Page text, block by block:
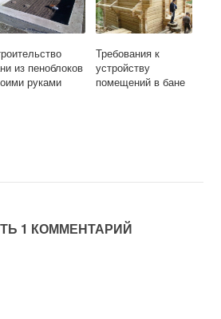
из пеноблоков
руками
Требования к
устройству
помещений в бане
1 КОММЕНТАРИЙ